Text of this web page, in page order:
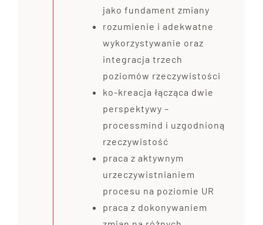
jako fundament zmiany
rozumienie i adekwatne
wykorzystywanie oraz
integracja trzech
poziomów rzeczywistości
ko-kreacja łącząca dwie
perspektywy –
processmind i uzgodnioną
rzeczywistość
praca z aktywnym
urzeczywistnianiem
procesu na poziomie UR
praca z dokonywaniem